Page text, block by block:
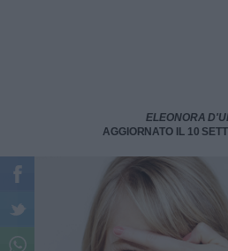
ELEONORA
AGGIORNATO IL 10